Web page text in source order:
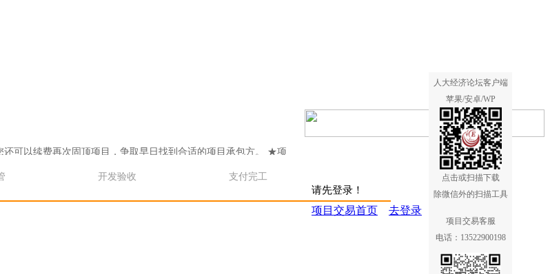
可以续费再次固顶项目，争取早日找到合适的项目承包方。 ★项
可以续费再次固顶项目，争取早日找到合适的项目承包方。
人大经济论坛客户端
苹果/安卓/WP
点击或扫描下载
除微信外的扫描工具
项目交易客服
电话：13522900198
开发验收 支付完工
请先登录！
项目交易首页 去登录